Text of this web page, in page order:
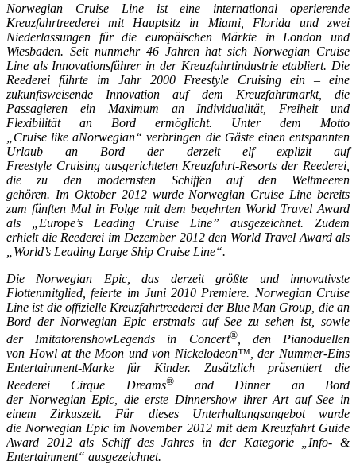
Norwegian Cruise Line ist eine international operierende
Kreuzfahrtreederei mit Hauptsitz in Miami, Florida und zwei
Niederlassungen für die europäischen Märkte in London und
Wiesbaden. Seit nunmehr 46 Jahren hat sich Norwegian Cruise
Line als Innovationsführer in der Kreuzfahrtindustrie etabliert. Die
Reederei führte im Jahr 2000 Freestyle Cruising ein – eine
zukunftsweisende Innovation auf dem Kreuzfahrtmarkt, die
Passagieren ein Maximum an Individualität, Freiheit und
Flexibilität an Bord ermöglicht. Unter dem Motto
„Cruise like aNorwegian“ verbringen die Gäste einen entspannten
Urlaub an Bord der derzeit elf explizit auf
Freestyle Cruising ausgerichteten Kreuzfahrt-Resorts der Reederei,
die zu den modernsten Schiffen auf den Weltmeeren
gehören. Im Oktober 2012 wurde Norwegian Cruise Line bereits
zum fünften Mal in Folge mit dem begehrten World Travel Award
als „Europe’s Leading Cruise Line” ausgezeichnet. Zudem
erhielt die Reederei im Dezember 2012 den World Travel Award als
„World’s Leading Large Ship Cruise Line“.
Die Norwegian Epic, das derzeit größte und innovativste
Flottenmitglied, feierte im Juni 2010 Premiere. Norwegian Cruise
Line ist die offizielle Kreuzfahrtreederei der Blue Man Group, die an
Bord der Norwegian Epic erstmals auf See zu sehen ist, sowie
der ImitatorenshowLegends in Concert®, den Pianoduellen
von Howl at the Moon und von Nickelodeon™, der Nummer-Eins
Entertainment-Marke für Kinder. Zusätzlich präsentiert die
Reederei Cirque Dreams®and Dinner an Bord
der Norwegian Epic, die erste Dinnershow ihrer Art auf See in
einem Zirkuszelt. Für dieses Unterhaltungsangebot wurde
die Norwegian Epic im November 2012 mit dem Kreuzfahrt Guide
Award 2012 als Schiff des Jahres in der Kategorie „Info- &
Entertainment“ ausgezeichnet.